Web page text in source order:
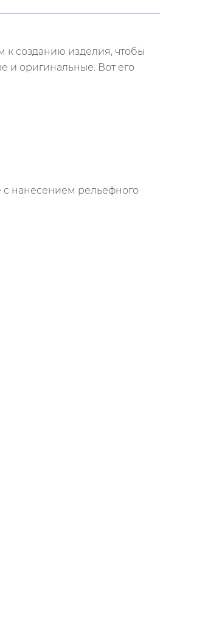
к созданию изделия, чтобы
и оригинальные. Вот его
с нанесением рельефного